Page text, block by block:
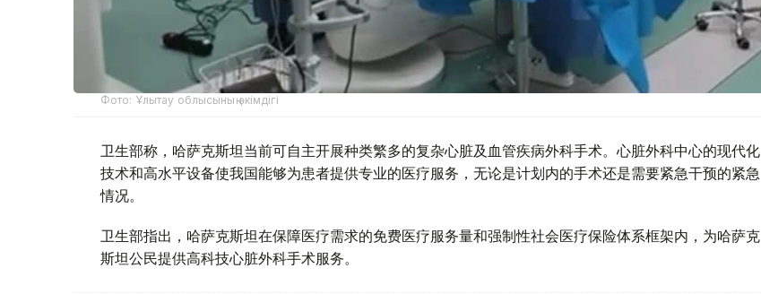
Фото: Ұлытау облысының әкімдігі
卫生部称，哈萨克斯坦当前可自主开展种类繁多的复杂心脏及血管疾病外科手术。心脏外科中心的现代化
技术和高水平设备使我国能够为患者提供专业的医疗服务，无论是计划内的手术还是需要紧急干预的紧急
情况。
卫生部指出，哈萨克斯坦在保障医疗需求的免费医疗服务量和强制性社会医疗保险体系框架内，为哈萨克
斯坦公民提供高科技心脏外科手术服务。